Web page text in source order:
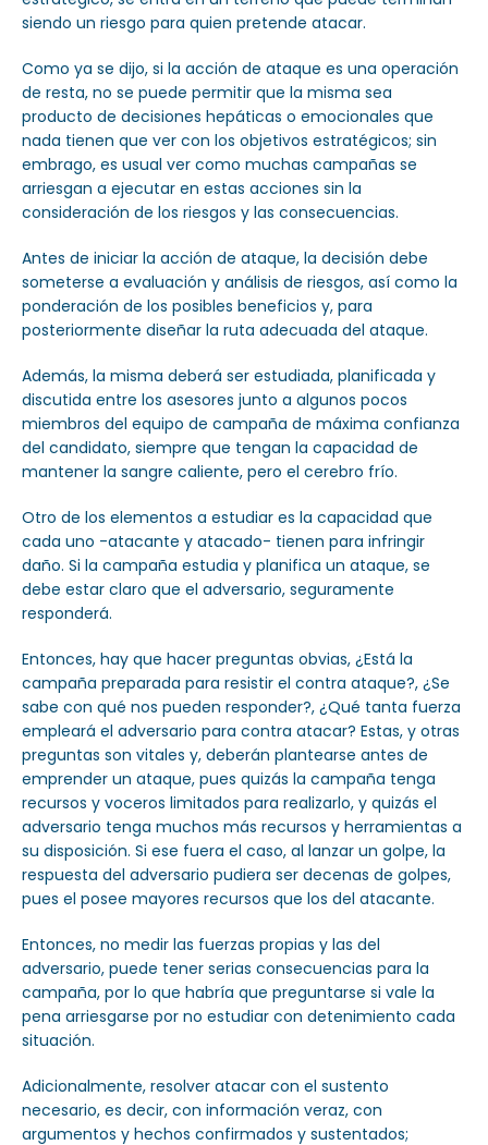
siendo un riesgo para quien pretende atacar.
Como ya se dijo, si la acción de ataque es una operación
de resta, no se puede permitir que la misma sea
producto de decisiones hepáticas o emocionales que
nada tienen que ver con los objetivos estratégicos; sin
embrago, es usual ver como muchas campañas se
arriesgan a ejecutar en estas acciones sin la
consideración de los riesgos y las consecuencias.
Antes de iniciar la acción de ataque, la decisión debe
someterse a evaluación y análisis de riesgos, así como la
ponderación de los posibles beneficios y, para
posteriormente diseñar la ruta adecuada del ataque.
Además, la misma deberá ser estudiada, planificada y
discutida entre los asesores junto a algunos pocos
miembros del equipo de campaña de máxima confianza
del candidato, siempre que tengan la capacidad de
mantener la sangre caliente, pero el cerebro frío.
Otro de los elementos a estudiar es la capacidad que
cada uno -atacante y atacado- tienen para infringir
daño. Si la campaña estudia y planifica un ataque, se
debe estar claro que el adversario, seguramente
responderá.
Entonces, hay que hacer preguntas obvias, ¿Está la
campaña preparada para resistir el contra ataque?, ¿Se
sabe con qué nos pueden responder?, ¿Qué tanta fuerza
empleará el adversario para contra atacar? Estas, y otras
preguntas son vitales y, deberán plantearse antes de
emprender un ataque, pues quizás la campaña tenga
recursos y voceros limitados para realizarlo, y quizás el
adversario tenga muchos más recursos y herramientas a
su disposición. Si ese fuera el caso, al lanzar un golpe, la
respuesta del adversario pudiera ser decenas de golpes,
pues el posee mayores recursos que los del atacante.
Entonces, no medir las fuerzas propias y las del
adversario, puede tener serias consecuencias para la
campaña, por lo que habría que preguntarse si vale la
pena arriesgarse por no estudiar con detenimiento cada
situación.
Adicionalmente, resolver atacar con el sustento
necesario, es decir, con información veraz, con
argumentos y hechos confirmados y sustentados;